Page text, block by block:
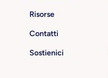
Risorse
Contatti
Sostienici